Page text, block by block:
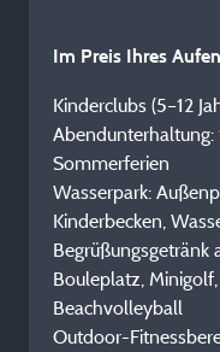
Im Preis Ihres
Kinderclubs (5–12
Abendunterhaltung:
Sommerferien
Wasserpark:
Kinderbecken,
Begrüßungsgetränk
Bouleplatz,
Beachvolleyball
Outdoor-